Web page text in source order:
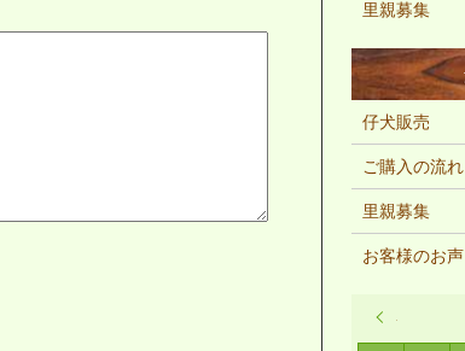
里親募集
仔犬販売
ご購入の流れ
里親募集
お客様のお声